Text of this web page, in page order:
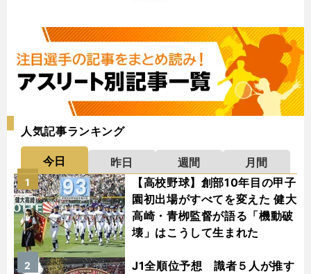
人気記事ランキング
今日 昨日 週間
月間
【高校野球】創部10年目の甲子
園初出場がすべてを変えた 健大
高崎・青栁監督が語る「機動破
壊」はこうして生まれた
1
J1全順位予想 識者５人が推す
2